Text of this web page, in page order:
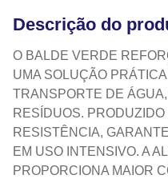
Descrição do
O BALDE VERDE
UMA SOLUÇÃO
TRANSPORTE DE
RESÍDUOS.
RESISTÊNCIA,
EM USO INTENSIVO. A
PROPORCIONA MAIOR